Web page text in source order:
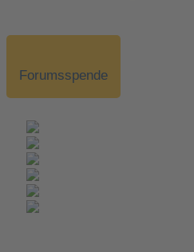
Forumsspende